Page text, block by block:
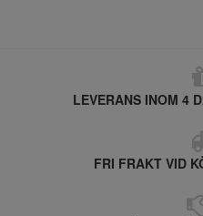
LEVERANS INOM 4
FRI FRAKT VID